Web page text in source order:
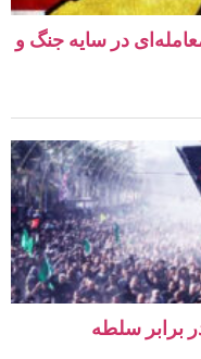
در سایه جنگ و
برابر سلطه